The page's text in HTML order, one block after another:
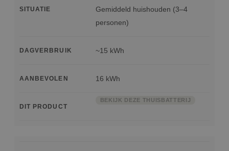
SITUATIE
Gemiddeld huishouden (3–4
personen)
DAGVERBRUIK ~15 kWh
AANBEVOLEN 16 kWh
DIT PRODUCT
BEKIJK DEZE THUISBATTERIJ